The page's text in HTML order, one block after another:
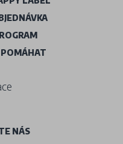
NÁS